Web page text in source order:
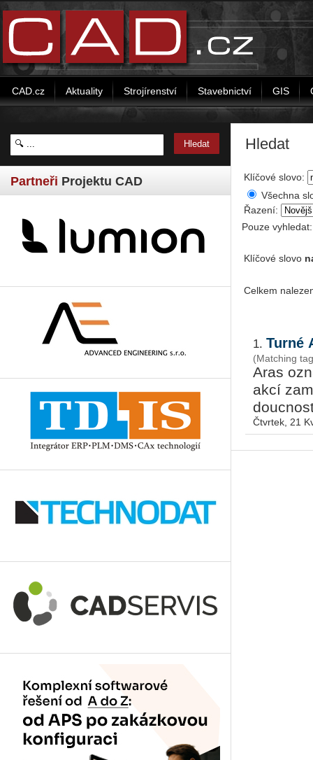
CAD.cz Aktuality Strojírenství Stavebnictví GIS
Partneři Projektu CAD
Hledat
Klíčové slovo:
Všechna
Řazení:
Pouze
Klíčové slovo
Celkem
1. Turné
(Matching
Aras
akcí
Čtvrtek, 21